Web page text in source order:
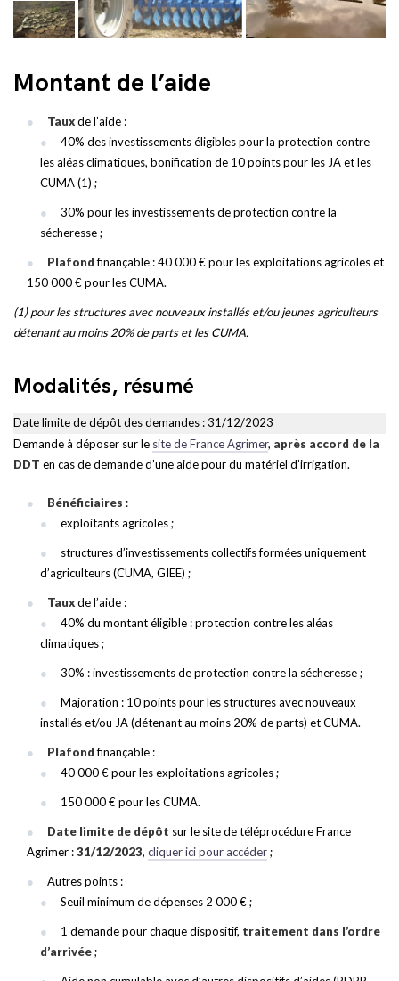
Montant de l’aide
Tauxde l’aide :
40% des investissements éligibles pour la protection contre
les aléas climatiques, bonification de 10 points pour les JA et les
CUMA (1) ;
30% pour les investissements de protection contre la
sécheresse ;
Plafondfinançable : 40 000 € pour les exploitations agricoles et
150 000 € pour les CUMA.
(1) pour les structures avec nouveaux installés et/ou jeunes agriculteurs
détenant au moins 20% de parts et les CUMA.
Modalités, résumé
Date limite de dépôt des demandes : 31/12/2023
Demande à déposer sur le site de France Agrimer, après accord de la
DDT en cas de demande d’une aide pour du matériel d’irrigation.
Bénéficiaires :
exploitants agricoles ;
structures d’investissements collectifs formées uniquement
d’agriculteurs (CUMA, GIEE) ;
Tauxde l’aide :
40% du montant éligible : protection contre les aléas
climatiques ;
30% : investissements de protection contre la sécheresse ;
Majoration : 10 points pour les structures avec nouveaux
installés et/ou JA (détenant au moins 20% de parts) et CUMA.
Plafondfinançable :
40 000 € pour les exploitations agricoles ;
150 000 € pour les CUMA.
Date limite de dépôt sur le site de téléprocédure France
Agrimer :31/12/2023, cliquer ici pour accéder;
Autres points :
Seuil minimum de dépenses 2 000 € ;
1 demande pour chaque dispositif, traitement dans l’ordre
d’arrivée;